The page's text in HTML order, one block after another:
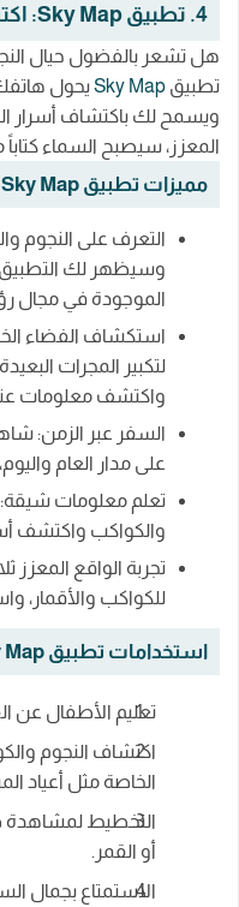
4. تطبيق Sky Map: اكتشف أسرار السماء ليلاً
هل تشعر بالفضول حيال
تطبيق Sky Mapيحول
ويسمح لك باكتشاف أسرار
المعزز، سيصبح السماء
مميزات تطبيق Sky Map:
التعرف على النجوم
وسيظهر لك التطبيق
الموجودة في مجال
استكشاف الفضاء
لتكبير المجرات
واكتشف معلومات
السفر عبر الزمن:
على مدار العام
تعلم معلومات شيقة:
والكواكب واكتشف
تجربة الواقع المعزز
للكواكب
استخدامات تطبيق Sky Map:
تعليم الأطفال عن
اكتشاف النجوم
الخاصة مثل أعياد
التخطيط
أو القمر.
الاستمتاع بجمال